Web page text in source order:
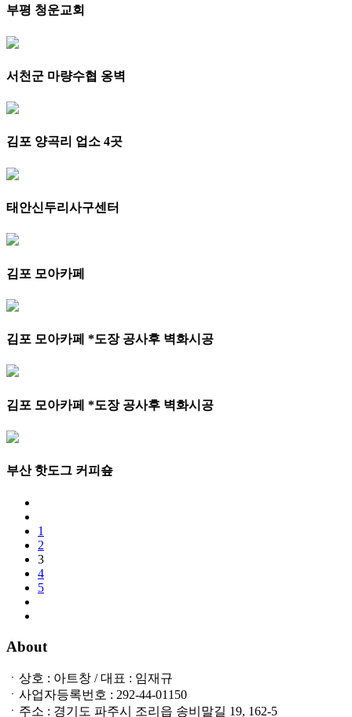
부평 청운교회
서천군 마량수협 옹벽
김포 양곡리 업소 4곳
태안신두리사구센터
김포 모아카페
김포 모아카페 *도장 공사후 벽화시공
김포 모아카페 *도장 공사후 벽화시공
부산 핫도그 커피숖
1
2
3
4
5
About
ㆍ상호 : 아트창 / 대표 : 임재규
ㆍ사업자등록번호 : 292-44-01150
ㆍ주소 : 경기도 파주시 조리읍 송비말길 19, 162-5